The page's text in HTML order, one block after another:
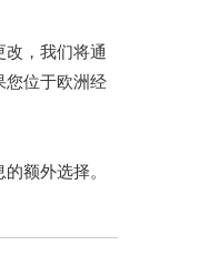
，我们将通
您位于欧洲经
额外选择。